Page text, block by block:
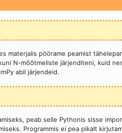
materjalis pöörame peamist
N-mõõtmeliste järjenditeni, kuid
abil järjendeid.
peab selle Pythonis sisse
Programmis ei pea pikalt